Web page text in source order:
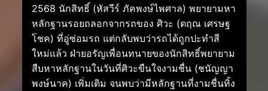
2568 นักสิทธิ์ (หัสวีร์ ภัคพงษ์ไพศาล) พยายามหา
หลักฐานรอยถลอกจากรถของ ศิวะ (ตฤณ เศรษฐ
โชค) ที่อู่ซ่อมรถ แต่กลับพบว่ารถได้ถูกปะทำสี
ใหม่แล้ว ฝ่ายอรัญเพื่อนทนายของนักสิทธิ์พยายาม
สืบหาหลักฐานในวันที่ศิวะขืนใจงามชื่น (ชนัญญา
พงษ์นาค) เพิ่มเติม จนพบว่ามีหลักฐานที่งามชื่นทิ้ง